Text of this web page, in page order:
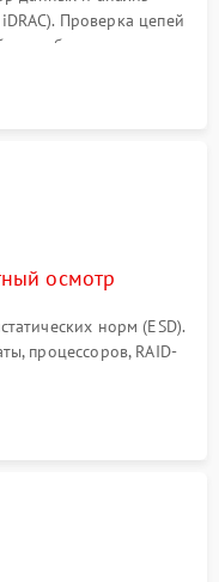
Проверка цепей
без вскрытия
сбоя.
осмотр
норм (ESD).
процессоров, RAID-
термических
окислений.